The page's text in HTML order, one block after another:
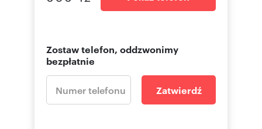
Zostaw telefon, oddzwonimy
bezpłatnie
Zatwierdź